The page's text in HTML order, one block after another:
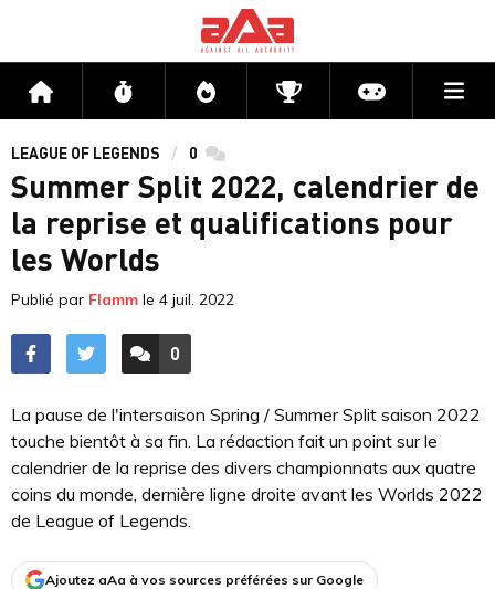
Accueil Flux Directs CompétitionsActu jeux
LEAGUE OF LEGENDS 0 commentaires
Summer Split 2022, calendrier de
la reprise et qualifications pour
les Worlds
Publié par Flamm le 4 juil. 2022
ACCÉDER AUX
0
COMMENTAIRES
La pause de l'intersaison Spring / Summer Split saison 2022
touche bientôt à sa fin. La rédaction fait un point sur le
calendrier de la reprise des divers championnats aux quatre
coins du monde, dernière ligne droite avant les Worlds 2022
de League of Legends.
Ajoutez aAa à vos sources préférées sur Google